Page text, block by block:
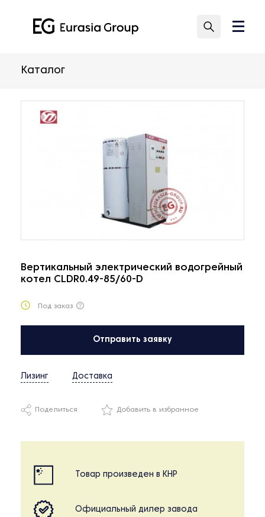
Каталог
Вертикальный электрический водогрейный
котел CLDR0.49-85/60-D
Под заказ
Отправить заявку
Лизинг Доставка
Поделиться Добавить в избранное
Товар произведен в КНР
Официальный дилер завода